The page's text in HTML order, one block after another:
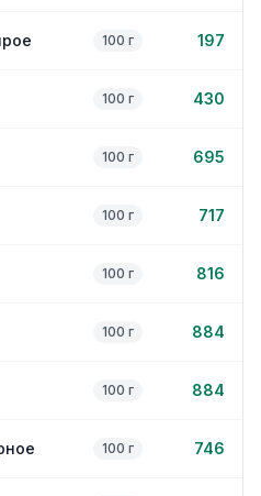
100 г 197
100 г 430
100 г 695
100 г 717
100 г 816
100 г 884
100 г 884
100 г 746